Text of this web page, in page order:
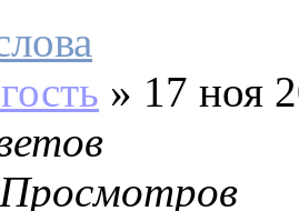
» 17 ноя
Просмотров